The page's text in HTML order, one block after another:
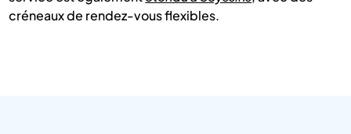
créneaux de rendez-vous flexibles.